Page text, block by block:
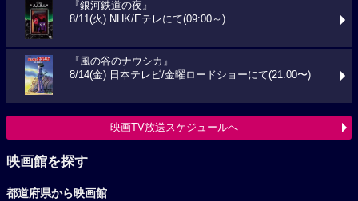
『銀河鉄道の夜』
8/11(火) NHK/Eテレにて(09:00～)
『風の谷のナウシカ』
8/14(金) 日本テレビ/金曜ロードショーにて(21:00〜)
映画TV放送スケジュールへ
映画館を探す
都道府県から映画館